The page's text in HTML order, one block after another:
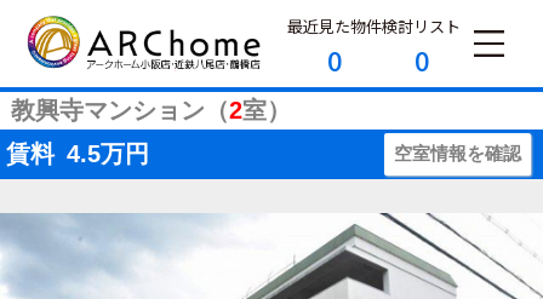
最近見た物件
0
検討リスト
0
教興寺マンション（2室）
賃料 4.5万円 空室情報を確認